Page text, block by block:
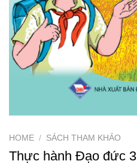
HOME / SÁCH THAM KHẢO
Thực hành Đạo đức 3